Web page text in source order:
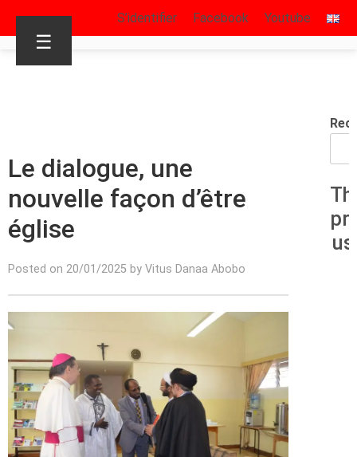
S’identifier Facebook Youtube
☰
Le dialogue, une
nouvelle façon d’être
église
Posted on 20/01/2025 by Vitus Danaa Abobo
us